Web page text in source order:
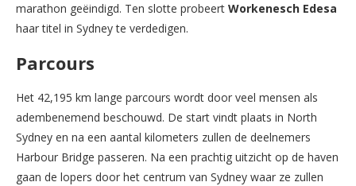
marathon geëindigd. Ten slotte probeert Workenesch Edesa
haar titel in Sydney te verdedigen.
Parcours
Het 42,195 km lange parcours wordt door veel mensen als
adembenemend beschouwd. De start vindt plaats in North
Sydney en na een aantal kilometers zullen de deelnemers
Harbour Bridge passeren. Na een prachtig uitzicht op de haven
gaan de lopers door het centrum van Sydney waar ze zullen